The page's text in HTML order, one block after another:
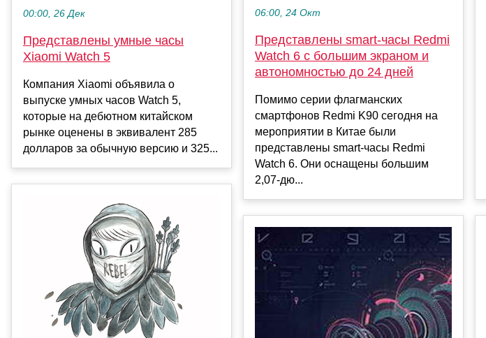
00:00, 26 Дек
Представлены умные часы
Xiaomi Watch 5
Компания Xiaomi объявила о
выпуске умных часов Watch 5,
которые на дебютном китайском
рынке оценены в эквивалент 285
долларов за обычную версию и 325...
06:00, 24 Окт
Представлены smart-часы Redmi
Watch 6 с большим экраном и
автономностью до 24 дней
Помимо серии флагманских
смартфонов Redmi K90 сегодня на
мероприятии в Китае были
представлены smart-часы Redmi
Watch 6. Они оснащены большим
2,07-дю...